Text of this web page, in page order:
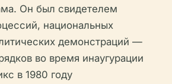
Он был свидетелем
национальных
демонстраций —
во время инаугурации
в 1980 году